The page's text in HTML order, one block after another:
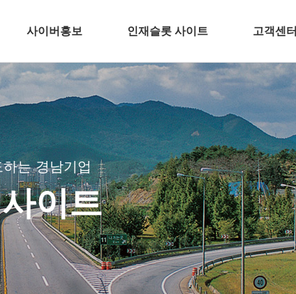
사이버홍보
언론 속 경남기업
분양뉴스
CI
BI
TV광고
공기질 측정결과
인재슬롯 사이트
슬롯 사이트
인사/교육/복리후생
슬롯 사이트FAQ
고객센터
Q&A
경남기업 주요사업실적
바로가기
는 경남기업
이트